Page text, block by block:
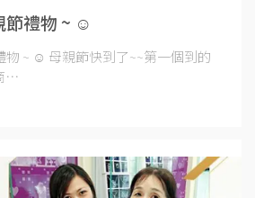
節禮物 ~ ☺
物 ~ ☺ 母親節快到了~~第一個到的
⋯